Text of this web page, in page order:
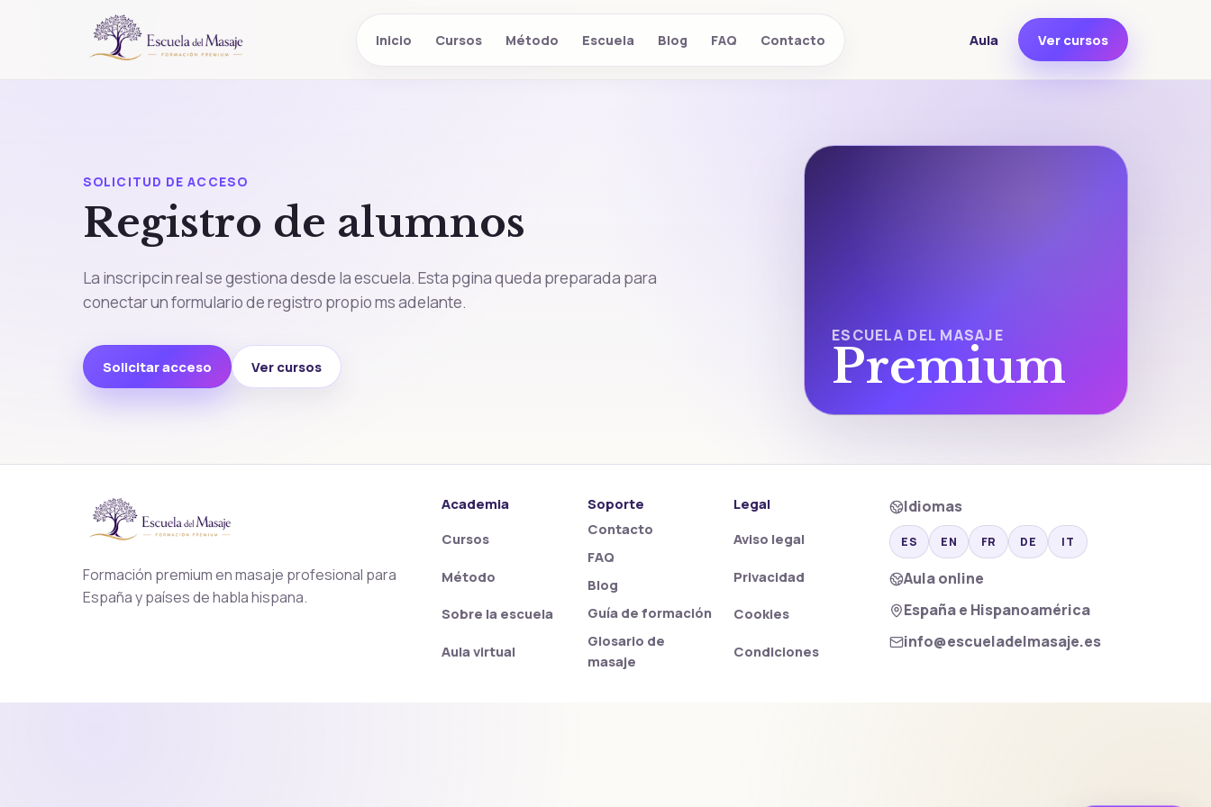
Inicio Cursos Método Escuela Blog FAQ Contacto Aula Ver cursos
SOLICITUD DE ACCESO
Registro de alumnos
La inscripcin real se gestiona desde la escuela. Esta pgina queda preparada para
conectar un formulario de registro propio ms adelante.
Solicitar acceso Ver cursos
ESCUELA DEL MASAJE
Premium
Formación premium en masaje profesional para
España y países de habla hispana.
Academia
Cursos
Método
Sobre la escuela
Aula virtual
Soporte
Contacto
FAQ
Blog
Guía de formación
Glosario de
masaje
Legal
Aviso legal
Privacidad
Cookies
Condiciones
Idiomas
ES EN FR DE IT
Aula online
España e Hispanoamérica
info@escueladelmasaje.es